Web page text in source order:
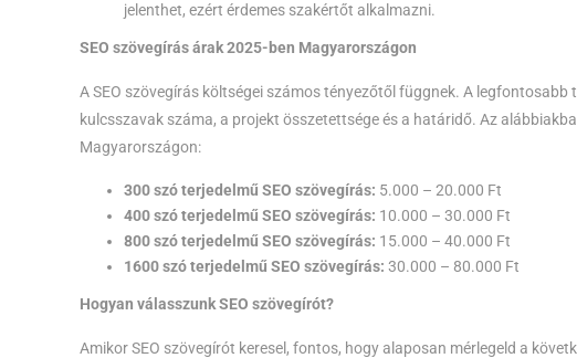
jelenthet, ezért érdemes szakértőt alkalmazni.
SEO szövegírás árak 2025-ben Magyarországon
A SEO szövegírás költségei számos tényezőtől függnek. A
kulcsszavak száma, a projekt összetettsége és a határidő. Az
Magyarországon:
300 szó terjedelmű SEO szövegírás: 5.000 – 20.000 Ft
400 szó terjedelmű SEO szövegírás: 10.000 – 30.000 Ft
800 szó terjedelmű SEO szövegírás: 15.000 – 40.000 Ft
1600 szó terjedelmű SEO szövegírás: 30.000 – 80.000 Ft
Hogyan válasszunk SEO szövegírót?
Amikor SEO szövegírót keresel, fontos, hogy alaposan mérlegeld a